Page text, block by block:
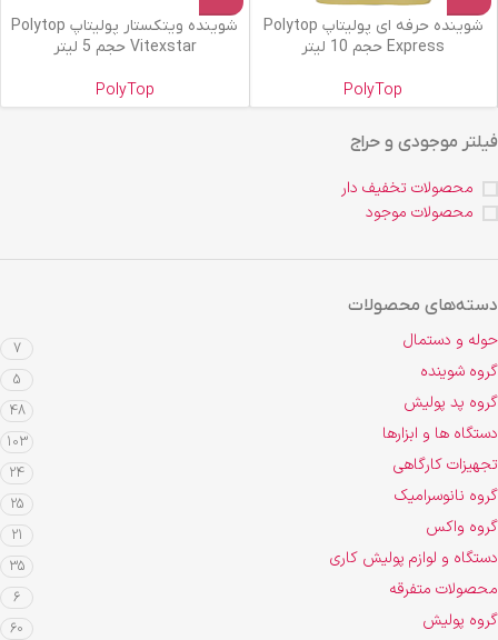
فیلتر موجودی و حراج
محصولات تخفیف دار
محصولات موجود
دسته‌های محصولات
حوله و دستمال 7
گروه شوینده 5
گروه پد پولیش 48
دستگاه ها و ابزارها 103
تجهیزات کارگاهی 24
گروه نانوسرامیک 25
گروه واکس 21
دستگاه و لوازم پولیش کاری 35
محصولات متفرقه 6
گروه پولیش 60
شوینده حرفه ای پولیتاپ Polytop
Express حجم 10 لیتر
PolyTop
شوینده ویتکستار پولیتاپ Polytop
Vitexstar حجم 5 لیتر
PolyTop